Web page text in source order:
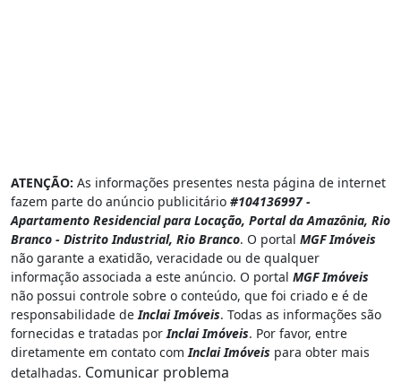
ATENÇÃO: As informações presentes nesta página de internet
fazem parte do anúncio publicitário #104136997 -
Apartamento Residencial para Locação, Portal da Amazônia, Rio
Branco - Distrito Industrial, Rio Branco. O portal MGF Imóveis
não garante a exatidão, veracidade ou de qualquer
informação associada a este anúncio. O portal MGF Imóveis
não possui controle sobre o conteúdo, que foi criado e é de
responsabilidade deInclai Imóveis. Todas as informações são
fornecidas e tratadas porInclai Imóveis. Por favor, entre
diretamente em contato comInclai Imóveis para obter mais
detalhadas. Comunicar problema